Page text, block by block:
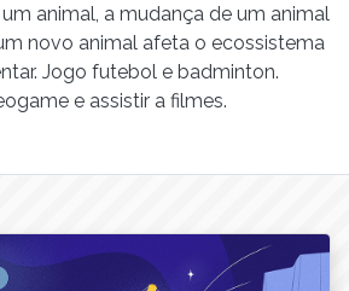
animal, a mudança de um animal
novo animal afeta o ecossistema
Jogo futebol e badminton.
e assistir a filmes.